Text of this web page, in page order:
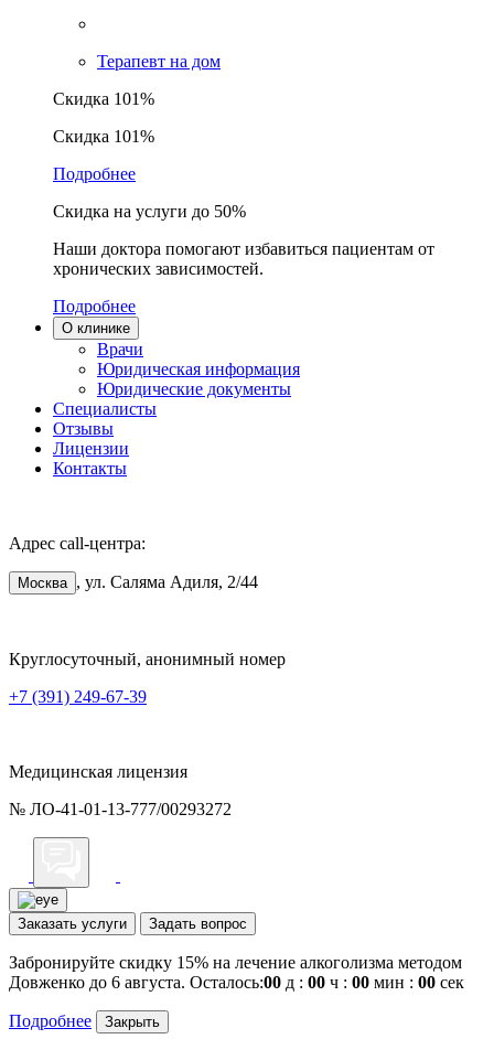
Терапевт на дом
Скидка 101%
Скидка 101%
Подробнее
Скидка на услуги до 50%
Наши доктора помогают избавиться пациентам от
хронических зависимостей.
Подробнее
О клинике
Врачи
Юридическая информация
Юридические документы
Специалисты
Отзывы
Лицензии
Контакты
Адрес call-центра:
Москва , ул. Саляма Адиля, 2/44
Круглосуточный, анонимный номер
+7 (391) 249-67-39
Медицинская лицензия
№ ЛО-41-01-13-777/00293272
Заказать услуги Задать вопрос
Забронируйте скидку 15% на лечение алкоголизма методом
Довженко до 6 августа. Осталось:00 д : 00 ч : 00 мин : 00 сек
Подробнее Закрыть